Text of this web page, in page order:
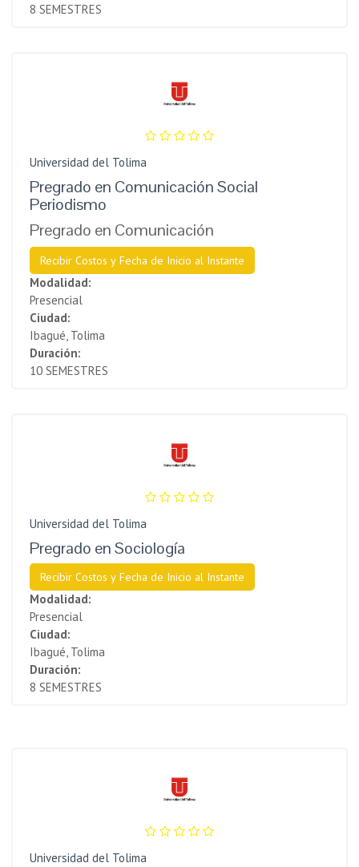
8 SEMESTRES
Universidad del Tolima
Pregrado en Comunicación Social
Periodismo
Pregrado en Comunicación
Recibir Costos y Fecha de Inicio al Instante
Modalidad:
Presencial
Ciudad:
Ibagué, Tolima
Duración:
10 SEMESTRES
Universidad del Tolima
Pregrado en Sociología
Recibir Costos y Fecha de Inicio al Instante
Modalidad:
Presencial
Ciudad:
Ibagué, Tolima
Duración:
8 SEMESTRES
Universidad del Tolima